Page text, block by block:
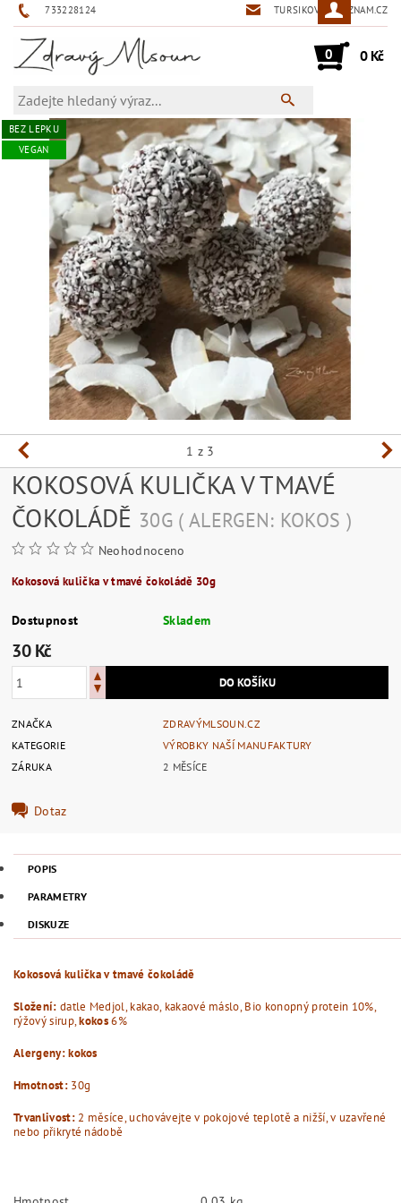
733228124 TURSIKOVA@SEZNAM.CZ
0 0 Kč
BEZ LEPKU
VEGAN
1 z 3
KOKOSOVÁ KULIČKA V TMAVÉ
ČOKOLÁDĚ 30G ( ALERGEN: KOKOS )
Neohodnoceno
Kokosová kulička v tmavé čokoládě 30g
Dostupnost Skladem
30 Kč
ZNAČKA
ZDRAVÝMLSOUN.CZ
KATEGORIE
VÝROBKY NAŠÍ MANUFAKTURY
ZÁRUKA
2 MĚSÍCE
Dotaz
POPIS
PARAMETRY
DISKUZE
Kokosová kulička v tmavé čokoládě
Složení: datle Medjol, kakao, kakaové máslo, Bio konopný protein 10%,
rýžový sirup,kokos6%
Alergeny: kokos
Hmotnost:30g
Trvanlivost:2 měsíce, uchovávejte v pokojové teplotě a nižší, v uzavřené
nebo přikryté nádobě